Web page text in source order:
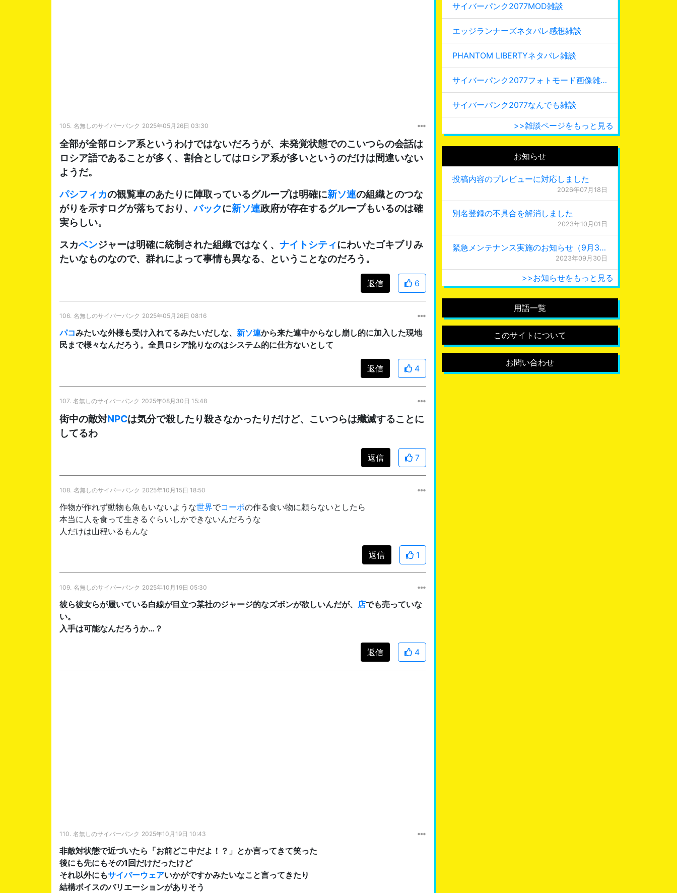
105. 名無しのサイバーパンク 2025年05月26日 03:30
全部が全部ロシア系というわけではないだろうが、未発覚状態でのこいつらの会話は
ロシア語であることが多く、割合としてはロシア系が多いというのだけは間違いない
ようだ。
パシフィカの観覧車のあたりに陣取っているグループは明確に新ソ連の組織とのつな
がりを示すログが落ちており、バックに新ソ連政府が存在するグループもいるのは確
実らしい。
スカベンジャーは明確に統制された組織ではなく、 ナイトシティにわいたゴキブリみ
たいなものなので、群れによって事情も異なる、ということなのだろう。
返信 6
106. 名無しのサイバーパンク 2025年05月26日 08:16
パコみたいな外様も受け入れてるみたいだしな、 新ソ連から来た連中からなし崩し的に加入した現地
民まで様々なんだろう。全員ロシア訛りなのはシステム的に仕方ないとして
返信 4
107. 名無しのサイバーパンク 2025年08月30日 15:48
街中の敵対NPCは気分で殺したり殺さなかったりだけど、こいつらは殲滅することに
してるわ
返信 7
108. 名無しのサイバーパンク 2025年10月15日 18:50
作物が作れず動物も魚もいないような世界でコーポの作る食い物に頼らないとしたら
本当に人を食って生きるぐらいしかできないんだろうな
人だけは山程いるもんな
返信 1
109. 名無しのサイバーパンク 2025年10月19日 05:30
彼ら彼女らが履いている白線が目立つ某社のジャージ的なズボンが欲しいんだが、 店でも売っていな
い。
入手は可能なんだろうか…？
返信 4
110. 名無しのサイバーパンク 2025年10月19日 10:43
非敵対状態で近づいたら「お前どこ中だよ！？」とか言ってきて笑った
後にも先にもその1回だけだったけど
それ以外にもサイバーウェアいかがですかみたいなこと言ってきたり
結構ボイスのバリエーションがありそう
サイバーパンク2077MOD雑談
エッジランナーズネタバレ感想雑談
PHANTOM LIBERTYネタバレ雑談
サイバーパンク2077フォトモード画像雑談
サイバーパンク2077なんでも雑談
>>雑談ページをもっと見る
お知らせ
投稿内容のプレビューに対応しました
2026年07月18日
別名登録の不具合を解消しました
2023年10月01日
緊急メンテナンス実施のお知らせ（9月30日 0:15更新）
2023年09月30日
>>お知らせをもっと見る
用語一覧
このサイトについて
お問い合わせ